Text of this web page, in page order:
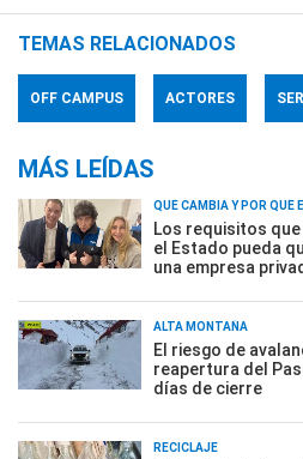
TEMAS RELACIONADOS
OFF CAMPUS ACTORES
MÁS LEÍDAS
QUÉ CAMBIA Y POR QUÉ
Los requisitos
el Estado pueda
una empresa
ALTA MONTAÑA
El riesgo de
reapertura del
días de cierre
RECICLAJE